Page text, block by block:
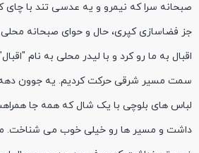
صبحانه سرا که نیمرو و یه عدسی تند با چای
جز فضاسازی کپری، حال و حوای صبحانه
اقبال به ما رو کرد و با لیدر محلی به نام
سمت مسیر شرقی حرکت کردیم. یه جوون
لباس های بلوچی با یک شال که همه جا
داشت و مسیر ها رو خیلی خوب می شناخت.